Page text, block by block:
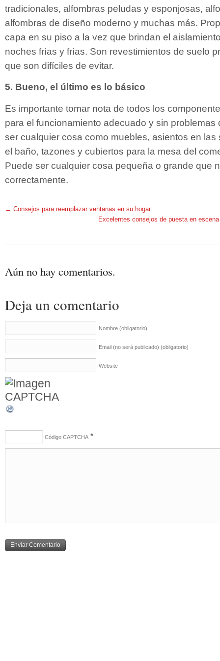
tradicionales, alfombras peludas y esponjosas,
alfombras de diseño moderno y muchas más.
capa en su piso a la vez que brindan el
noches frías y frías. Son revestimientos de suelo
que son difíciles de evitar.
5. Bueno, el último es lo básico
Es importante tomar nota de todos los
para el funcionamiento adecuado y sin problemas
ser cualquier cosa como muebles, asientos en las
el baño, tazones y cubiertos para la mesa del
Puede ser cualquier cosa pequeña o grande que
correctamente.
← Consejos para reemplazar ventanas en su hogar
Excelentes consejos de puesta en
Aún no hay comentarios.
Deja un comentario
Nombre (obligatorio)
Email (no será publicado) (obligatorio)
Website
Código CAPTCHA *